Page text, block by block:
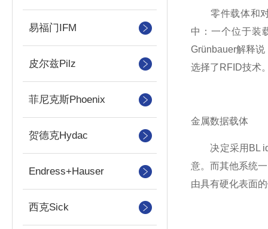
易福门IFM
皮尔兹Pilz
菲尼克斯Phoenix
贺德克Hydac
Endress+Hauser
西克Sick
零件载体和对
中：一个位于装
Grünbauer解释
选择了RFID技术
金属数据载体
决定采用BL
意。而其他系统
由具有硬化表面